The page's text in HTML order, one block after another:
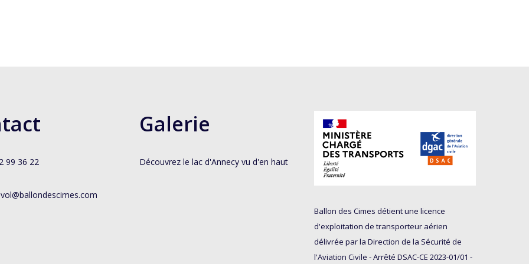
99 36 22
Galerie
Découvrez le lac d'Annecy vu d'en haut
Ballon des Cimes détient une licence
d'exploitation de transporteur aérien
délivrée par la Direction de la Sécurité de
l'Aviation Civile - Arrêté DSAC-CE 2023-01/01 -